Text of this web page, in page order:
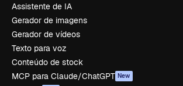
Assistente de IA
Gerador de imagens
Gerador de vídeos
Texto para voz
Conteúdo de stock
MCP para Claude/ChatGPT New